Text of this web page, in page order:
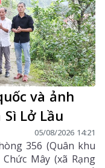
và ảnh
Lở Lầu
05/08/2026 14:21
356 (Quân khu
Mây (xã Rạng